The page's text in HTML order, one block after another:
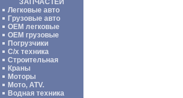
ЗАПЧАСТЕЙ
Легковые авто
Грузовые авто
ОЕМ легковые
OEM грузовые
Погрузчики
С/х техника
Строительная
Краны
Моторы
Мото, ATV.
Водная техника